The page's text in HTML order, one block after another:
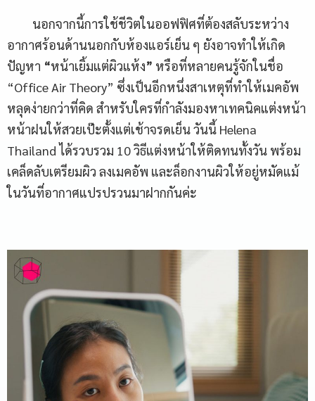
นอกจากนี้การใช้ชีวิตในออฟฟิศที่ต้องสลับระหว่าง
อากาศร้อนด้านนอกกับห้องแอร์เย็น ๆ ยังอาจทำให้เกิด
ปัญหา “หน้าเยิ้มแต่ผิวแห้ง” หรือที่หลายคนรู้จักในชื่อ
“Office Air Theory” ซึ่งเป็นอีกหนึ่งสาเหตุที่ทำให้เมคอัพ
หลุดง่ายกว่าที่คิด สำหรับใครที่กำลังมองหาเทคนิคแต่งหน้า
หน้าฝนให้สวยเป๊ะตั้งแต่เช้าจรดเย็น วันนี้ Helena
Thailand ได้รวบรวม 10 วิธีแต่งหน้าให้ติดทนทั้งวัน พร้อม
เคล็ดลับเตรียมผิว ลงเมคอัพ และล็อกงานผิวให้อยู่หมัดแม้
ในวันที่อากาศแปรปรวนมาฝากกันค่ะ